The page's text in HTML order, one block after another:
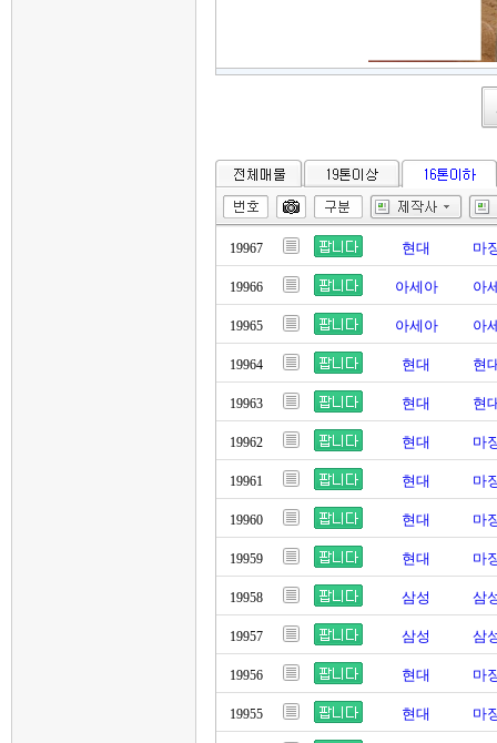
19967 현대 마
19966 아세아 아
19965 아세아 아
19964 현대 현
19963 현대 현
19962 현대 마
19961 현대 마
19960 현대 마
19959 현대 마
19958 삼성 삼
19957 삼성 삼
19956 현대 마
19955 현대 마